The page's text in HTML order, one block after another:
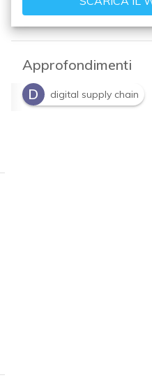
Approfondimenti
D
digital supply chain